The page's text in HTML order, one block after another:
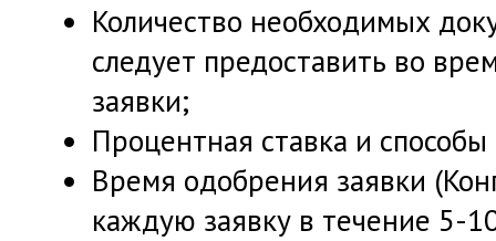
Количество необходимых
следует предоставить во
заявки;
Процентная ставка и
Время одобрения заявки
каждую заявку в течение 5-